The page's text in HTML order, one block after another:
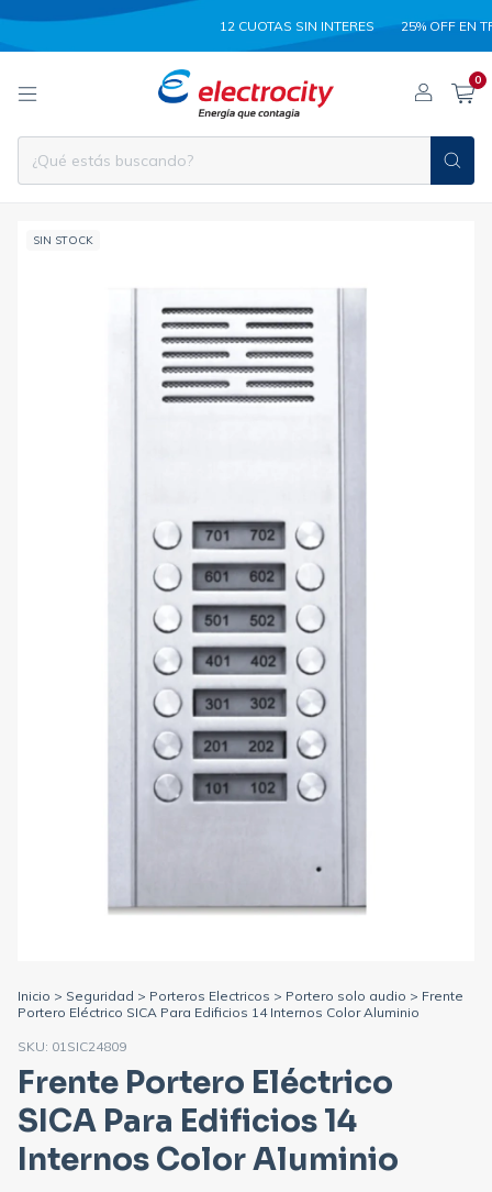
12 CUOTAS SIN INTERES 25% OFF EN
0
SIN STOCK
Inicio > Seguridad > Porteros Electricos > Portero solo audio > Frente
Portero Eléctrico SICA Para Edificios 14 Internos Color Aluminio
SKU: 01SIC24809
Frente Portero Eléctrico
SICA Para Edificios 14
Internos Color Aluminio